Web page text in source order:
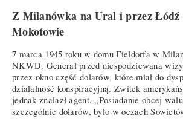
Z Milanówka na Ural i przez Łódź
Mokotowie
7 marca 1945 roku w domu Fieldorfa w
NKWD. Generał przed niespodziewaną
przez okno część dolarów, które miał do
działalność konspiracyjną. Zwitek
jednak znalazł agent. „Posiadanie obcej
szczególnie dolarów, było w oczach